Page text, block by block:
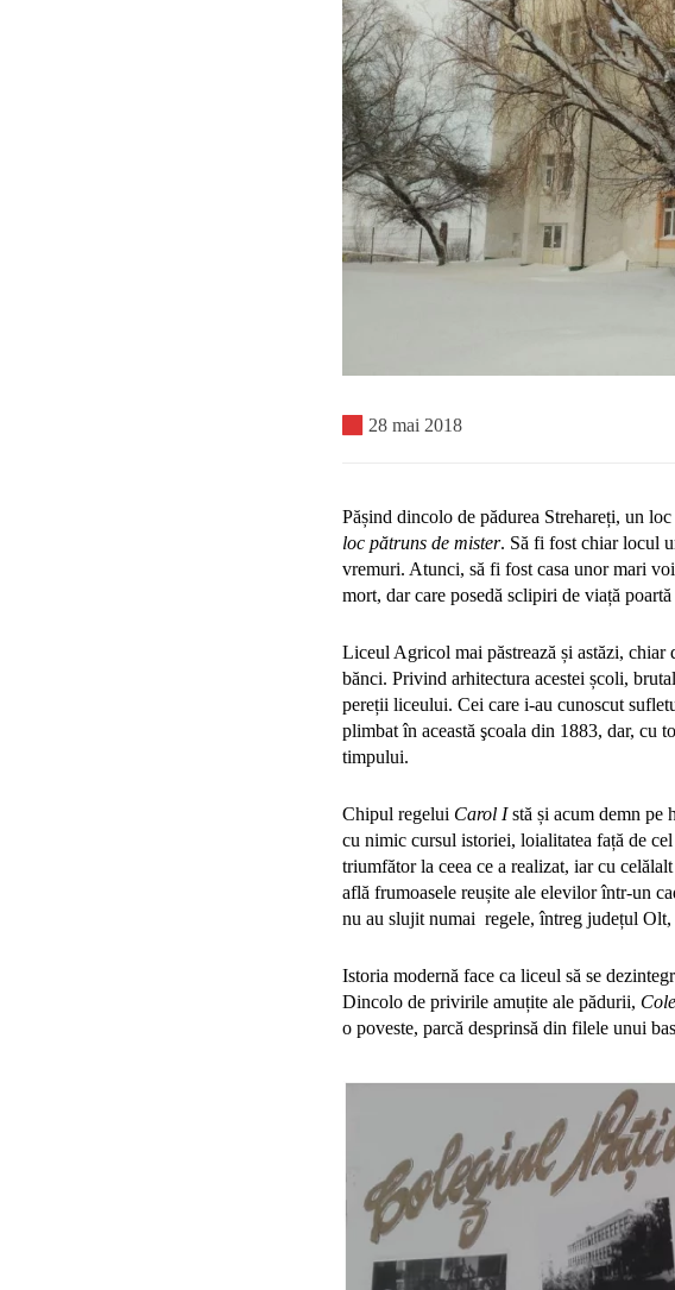
28 mai 2018
Pășind dincolo de pădurea Strehareți, un
loc pătruns de mister. Să fi fost chiar locul
vremuri. Atunci, să fi fost casa unor mari
mort, dar care posedă sclipiri de viață
Liceul Agricol mai păstrează și astăzi,
bănci. Privind arhitectura acestei școli,
pereții liceului. Cei care i-au cunoscut
plimbat în această şcoala din 1883, dar, cu
timpului.
Chipul regelui Carol Istă și acum demn pe
cu nimic cursul istoriei, loialitatea față de
triumfător la ceea ce a realizat, iar cu
află frumoasele reușite ale elevilor într-un
nu au slujit numai regele, întreg județul
Istoria modernă face ca liceul să se
Dincolo de privirile amuțite ale pădurii,
o poveste, parcă desprinsă din filele unui